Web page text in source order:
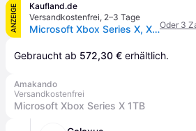
ANZEIGE
Kaufland.de
Versandkostenfrei, 2–3 Tage
Microsoft Xbox Series X, Xbox Series X, Schwarz, 16384 MB, GDDR6, AMD, AMD Ryzen Zen 2Oder 3
Gebraucht ab 572,30 € erhältlich.
Amakando
Versandkostenfrei
Microsoft Xbox Series X 1TB